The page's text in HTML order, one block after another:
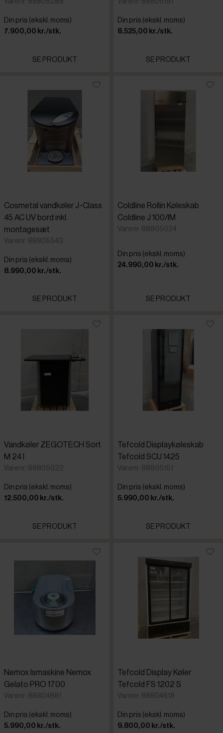
Din pris (ekskl. moms)
7.900,00 kr./stk.
SE PRODUKT
Din pris (ekskl. moms)
8.525,00 kr./stk.
SE PRODUKT
Cosmetal vandkøler J-Class
45 AC UV bord inkl.
montagesæt
Varenr: 88805543
Din pris (ekskl. moms)
8.990,00 kr./stk.
SE PRODUKT
Coldline Rollin Køleskab
Coldline J 100/IM
Varenr: 88805024
Din pris (ekskl. moms)
24.990,00 kr./stk.
SE PRODUKT
Vandkøler ZEGOTECH Sort
M 24 I
Varenr: 88805022
Din pris (ekskl. moms)
12.500,00 kr./stk.
SE PRODUKT
Tefcold Displaykøleskab
Tefcold SCU 1425
Varenr: 88805151
Din pris (ekskl. moms)
5.990,00 kr./stk.
SE PRODUKT
Nemox Ismaskine Nemox
Gelato PRO 1700
Varenr: 88804881
Din pris (ekskl. moms)
5.990,00 kr./stk.
Tefcold Display Køler
Tefcold FS 1202 S
Varenr: 88804618
Din pris (ekskl. moms)
9.800,00 kr./stk.